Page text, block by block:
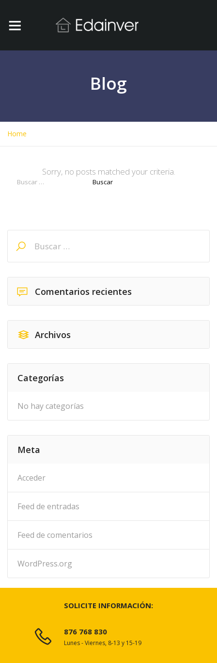
Blog
Home
Sorry, no posts matched your criteria.
Buscar:
Buscar:
Comentarios recientes
Archivos
Categorías
No hay categorías
Meta
Acceder
Feed de entradas
Feed de comentarios
WordPress.org
SOLICITE INFORMACIÓN:
876 768 830
Lunes - Viernes, 8-13 y 15-19